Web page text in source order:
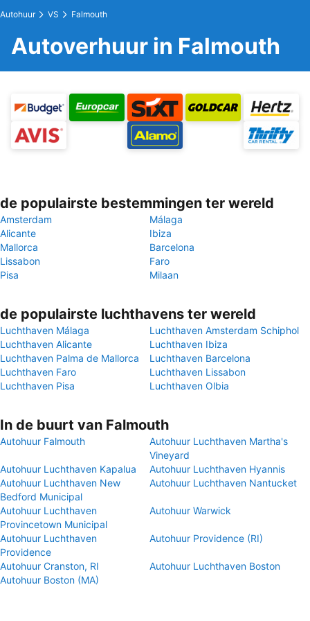
Autohuur VS Falmouth
Autoverhuur in Falmouth
de populairste bestemmingen ter wereld
Amsterdam
Málaga
Alicante
Ibiza
Mallorca
Barcelona
Lissabon
Faro
Pisa
Milaan
de populairste luchthavens ter wereld
Luchthaven Málaga
Luchthaven Amsterdam Schiphol
Luchthaven Alicante
Luchthaven Ibiza
Luchthaven Palma de Mallorca
Luchthaven Barcelona
Luchthaven Faro
Luchthaven Lissabon
Luchthaven Pisa
Luchthaven Olbia
In de buurt van Falmouth
Autohuur Falmouth
Autohuur Luchthaven Martha's
Vineyard
Autohuur Luchthaven Kapalua
Autohuur Luchthaven Hyannis
Autohuur Luchthaven New
Bedford Municipal
Autohuur Luchthaven Nantucket
Autohuur Luchthaven
Provincetown Municipal
Autohuur Warwick
Autohuur Luchthaven
Providence
Autohuur Providence (RI)
Autohuur Cranston, RI
Autohuur Luchthaven Boston
Autohuur Boston (MA)